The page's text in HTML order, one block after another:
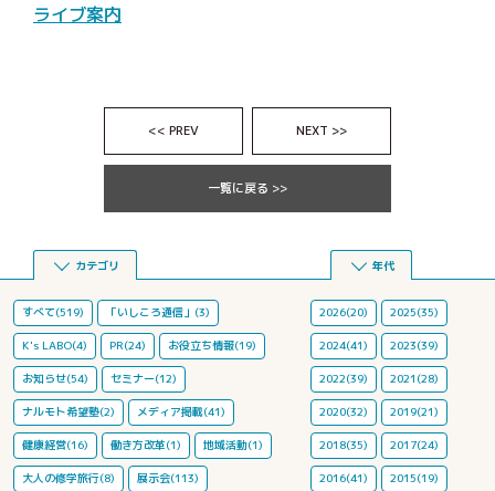
ライブ案内
<< PREV NEXT >>
一覧に戻る >>
カテゴリ
すべて(519) 「いしころ通信」(3)
K's LABO(4) PR(24) お役立ち情報(19)
お知らせ(54) セミナー(12)
ナルモト希望塾(2) メディア掲載(41)
健康経営(16) 働き方改革(1) 地域活動(1)
大人の修学旅行(8) 展示会(113)
年代
2026(20) 2025(35)
2024(41) 2023(39)
2022(39) 2021(28)
2020(32) 2019(21)
2018(35) 2017(24)
2016(41) 2015(19)